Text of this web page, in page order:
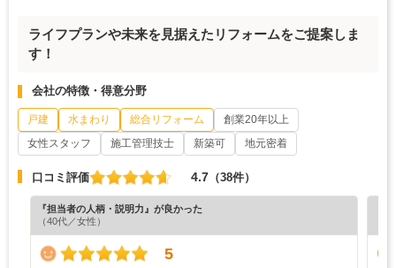
ライフプランや未来を見据えたリフォームをご提案しま
す！
会社の特徴・得意分野
戸建 水まわり 総合リフォーム
創業20年以上
女性スタッフ
施工管理技士 新築可 地元密着
口コミ評価 4.7 （38件）
『担当者の人柄・説明力』が良かった
（40代／女性）
5